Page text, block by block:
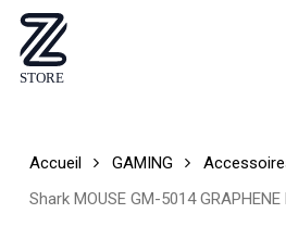
Skip
main
Accueil GAMING
Shark MOUSE GM-5014